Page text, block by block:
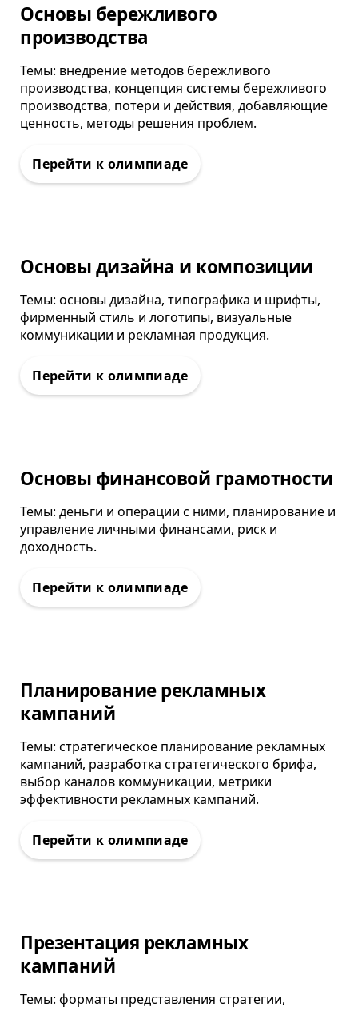
Олимпиада
Основы бережливого
производства
Темы: внедрение методов бережливого
производства, концепция системы бережливого
производства, потери и действия, добавляющие
ценность, методы решения проблем.
Олимпиада
Основы дизайна и композиции
Темы: основы дизайна, типографика и шрифты,
фирменный стиль и логотипы, визуальные
коммуникации и рекламная продукция.
Олимпиада
Основы финансовой грамотности
Темы: деньги и операции с ними, планирование и
управление личными финансами, риск и
доходность.
Олимпиада
Планирование рекламных
кампаний
Темы: стратегическое планирование рекламных
кампаний, разработка стратегического брифа,
выбор каналов коммуникации, метрики
эффективности рекламных кампаний.
Олимпиада
Презентация рекламных
кампаний
Темы: форматы представления стратегии,